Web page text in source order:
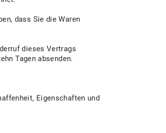
dass Sie die Waren
dieses Vertrags
Tagen absenden.
Eigenschaften und